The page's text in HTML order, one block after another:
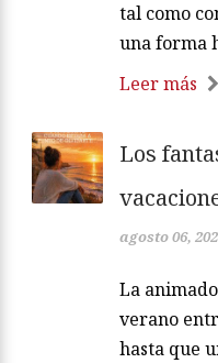
tal como
una forma
Leer más
Los
agosto 06,
La
verano
hasta que